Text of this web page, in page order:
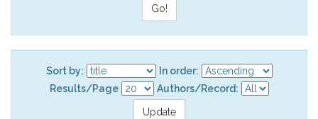
Sort by:
In order:
Results/Page
Authors/Record: